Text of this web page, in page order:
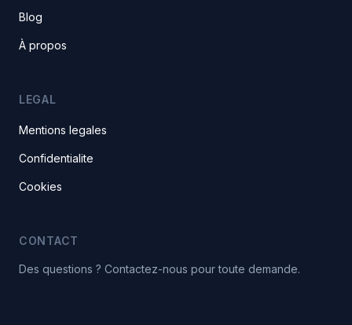
Blog
À propos
LEGAL
Mentions legales
Confidentialite
Cookies
CONTACT
Des questions ? Contactez-nous pour toute demande.